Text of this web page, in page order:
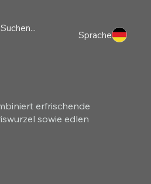
Sprache
erfrischende
sowie edlen